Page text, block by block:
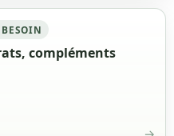
compléments